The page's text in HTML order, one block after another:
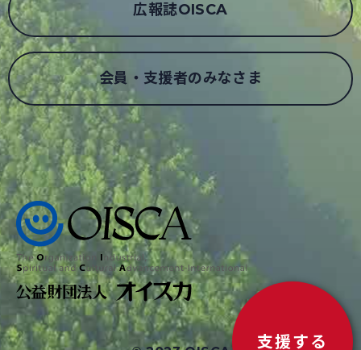
支援する
広報誌OISCA
会員・支援者のみなさま